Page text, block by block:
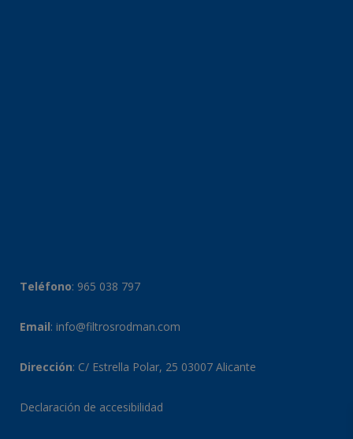
Teléfono: 965 038 797
Email: info@filtrosrodman.com
Dirección: C/ Estrella Polar, 25 03007 Alicante
Declaración de accesibilidad